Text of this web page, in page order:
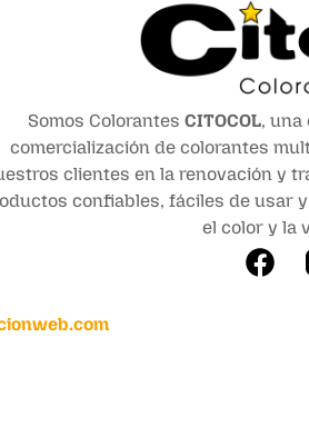
Somos Colorantes CITOCOL, una
comercialización de colorantes
clientes en la renovación y
confiables, fáciles de usar
el color y la